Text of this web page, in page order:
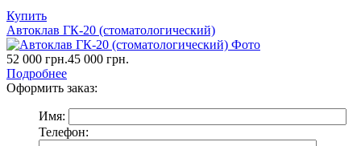
Купить
Автоклав ГК-20 (стоматологический)
52 000 грн.45 000 грн.
Подробнее
Оформить заказ:
Имя:
Телефон: